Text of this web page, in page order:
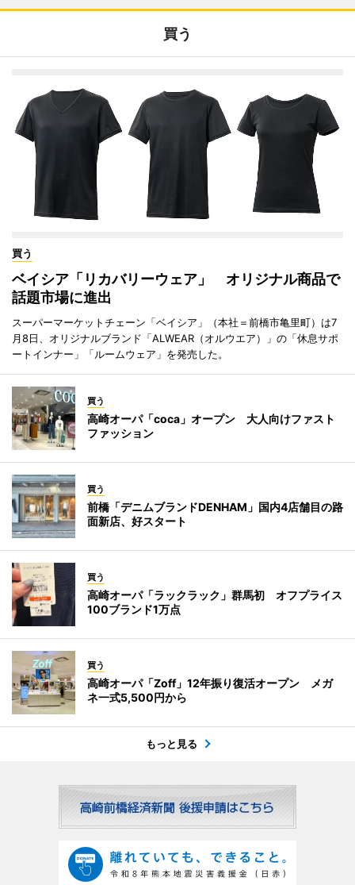
買う
買う
ベイシア「リカバリーウェア」 オリジナル商品で
話題市場に進出
スーパーマーケットチェーン「ベイシア」（本社＝前橋市亀里町）は7
月8日、オリジナルブランド「ALWEAR（オルウエア）」の「休息サポ
ートインナー」「ルームウェア」を発売した。
買う
高崎オーパ「coca」オープン 大人向けファスト
ファッション
買う
前橋「デニムブランドDENHAM」国内4店舗目の路
面新店、好スタート
買う
高崎オーパ「ラックラック」群馬初 オフプライス
100ブランド1万点
買う
高崎オーパ「Zoff」12年振り復活オープン メガ
ネ一式5,500円から
もっと見る